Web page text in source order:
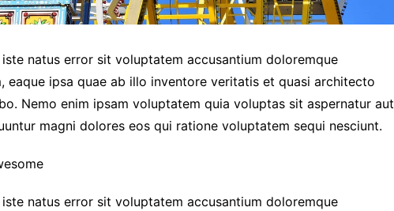
natus error sit voluptatem accusantium doloremque
eaque ipsa quae ab illo inventore veritatis et quasi architecto
Nemo enim ipsam voluptatem quia voluptas sit aspernatur aut
magni dolores eos qui ratione voluptatem sequi nesciunt.
natus error sit voluptatem accusantium doloremque